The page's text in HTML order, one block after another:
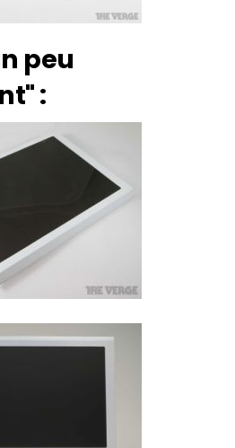
peu
: